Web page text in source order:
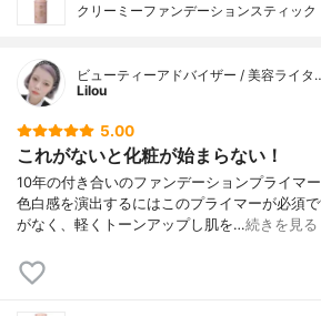
クリーミーファンデーションスティック
ビューティーアドバイザー / 美容ライタ
Lilou
5.00
これがないと化粧が始まらない！
10年の付き合いのファンデーションプライマ
色白感を演出するにはこのプライマーが必須
がなく、軽くトーンアップし肌を…続きを見る